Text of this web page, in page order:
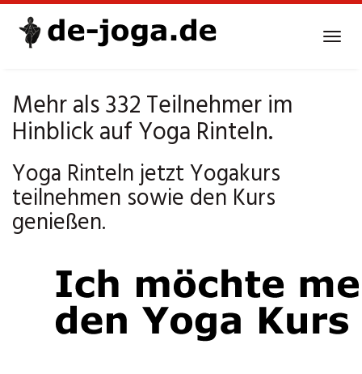
Mehr als 332 Teilnehmer im
Hinblick auf Yoga Rinteln.
Yoga Rinteln jetzt Yogakurs
teilnehmen sowie den Kurs
genießen.